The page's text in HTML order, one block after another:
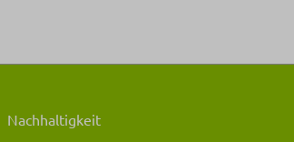
Nachhaltigkeit